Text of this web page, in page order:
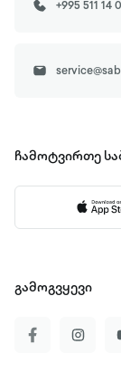
+995 511 14
ჩამოტვირთე
გამოგვყევი